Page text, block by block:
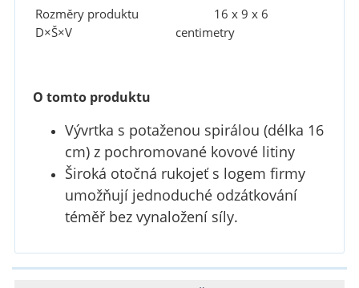
Rozměry produktu
D×Š×V
16 x 9 x 6
centimetry
O tomto produktu
Vývrtka s potaženou spirálou (délka 16
cm) z pochromované kovové litiny
Široká otočná rukojeť s logem firmy
umožňují jednoduché odzátkování
téměř bez vynaložení síly.